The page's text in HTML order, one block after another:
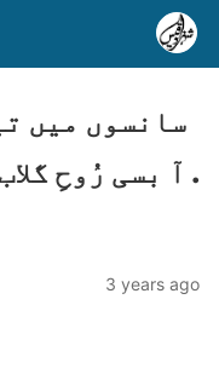
آ بسی رُوحِ
3 years ago